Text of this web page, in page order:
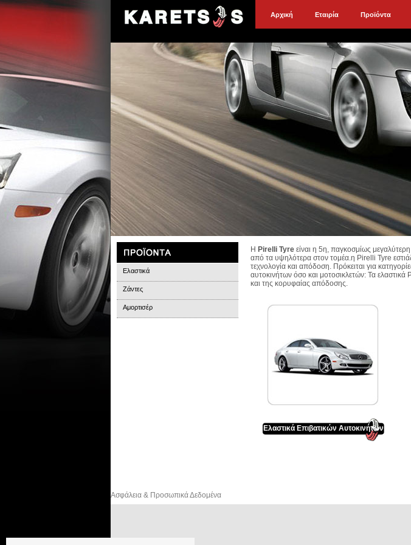
Αρχική Εταιρία Προϊόντα
Ελαστικά
Ζάντες
Αμορτισέρ
Η Pirelli Tyre είναι η 5η, παγκοσμίως
από τα υψηλότερα στον τομέα.η Pirelli Tyre
τεχνολογία και απόδοση. Πρόκειται για
αυτοκινήτων όσο και μοτοσικλετών: Τα
και της κορυφαίας απόδοσης.
Ελαστικά Επιβατικών Αυτοκινήτων
Ασφάλεια & Προσωπικά Δεδομένα